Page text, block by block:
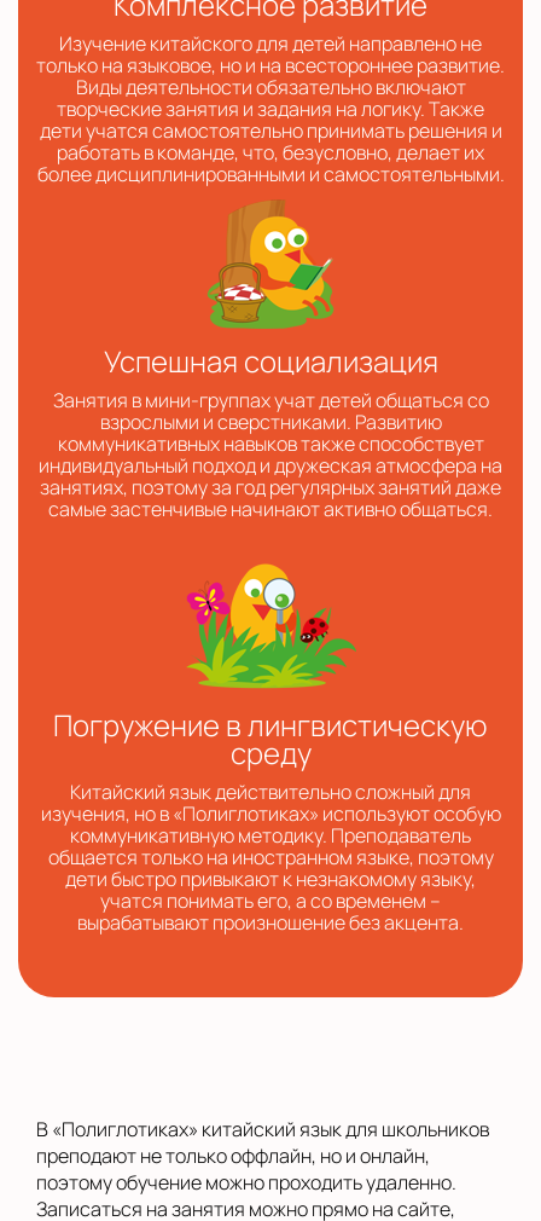
Изучение китайского для детей направлено не
только на языковое, но и на всестороннее развитие.
Виды деятельности обязательно включают
творческие занятия и задания на логику. Также
дети учатся самостоятельно принимать решения и
работать в команде, что, безусловно, делает их
более дисциплинированными и самостоятельными.
Успешная социализация
Занятия в мини-группах учат детей общаться со
взрослыми и сверстниками. Развитию
коммуникативных навыков также способствует
индивидуальный подход и дружеская атмосфера на
занятиях, поэтому за год регулярных занятий даже
самые застенчивые начинают активно общаться.
Погружение в лингвистическую
среду
Китайский язык действительно сложный для
изучения, но в «Полиглотиках» используют особую
коммуникативную методику. Преподаватель
общается только на иностранном языке, поэтому
дети быстро привыкают к незнакомому языку,
учатся понимать его, а со временем –
вырабатывают произношение без акцента.
В «Полиглотиках» китайский язык для школьников
преподают не только оффлайн, но и онлайн,
поэтому обучение можно проходить удаленно.
Записаться на занятия можно прямо на сайте,